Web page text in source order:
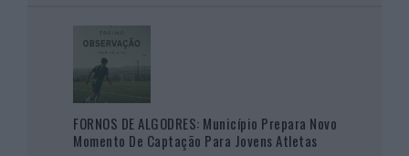
FORNOS DE ALGODRES: Município Prepara Novo
Momento De Captação Para Jovens Atletas